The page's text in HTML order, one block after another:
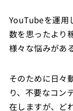
YouTubeを運用
数を思ったより
様々な悩みがあ
そのために日々
り、不要なコン
在しますが、ど